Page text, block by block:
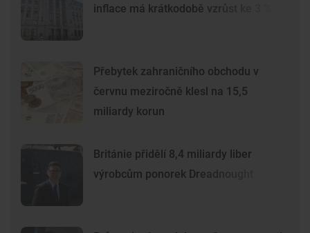
inflace má krátkodobě vzrůst ke 3 %
Přebytek zahraničního obchodu v
červnu meziročně klesl na 15,5
miliardy korun
Británie přidělí 8,4 miliardy liber
výrobcům ponorek Dreadnought